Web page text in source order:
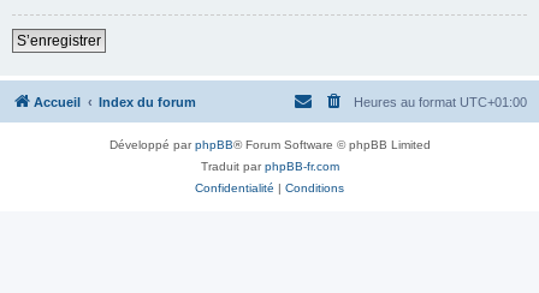
S’enregistrer
Accueil Index du forum Heures au format UTC+01:00
Développé parphpBB® Forum Software © phpBB Limited
Traduit parphpBB-fr.com
Confidentialité | Conditions